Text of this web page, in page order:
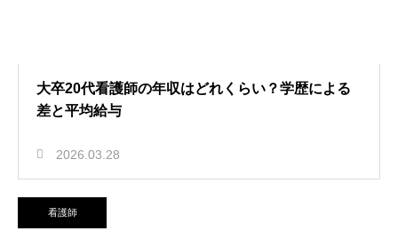
大卒20代看護師の年収はどれくらい？学歴による
差と平均給与
2026.03.28
看護師